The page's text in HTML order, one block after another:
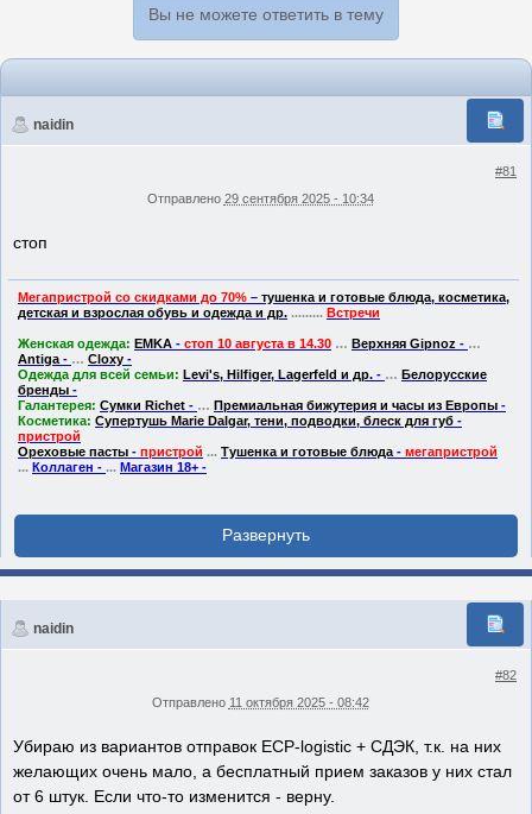
Вы не можете ответить в тему
naidin
#81
Отправлено 29 сентября 2025 - 10:34
стоп
Мегапристрой со скидками до 70% – тушенка и готовые блюда, косметика,
детская и взрослая обувь и одежда и др. ......... Встречи
Женская одежда: EMKA - стоп 10 августа в 14.30 … Верхняя Gipnoz - …
Antiga - … Cloxy -
Одежда для всей семьи: Levi's, Hilfiger, Lagerfeld и др. - … Белорусские
бренды -
Галантерея: Сумки Riсhеt - … Премиальная бижутерия и часы из Европы -
Косметика: Супертушь Marie Dalgar, тени, подводки, блеск для губ -
пристрой
Ореховые пасты - пристрой ... Тушенка и готовые блюда - мегапристрой
... Коллаген - ... Магазин 18+ -
naidin
#82
Отправлено 11 октября 2025 - 08:42
Убираю из вариантов отправок ECP-logistic + СДЭК, т.к. на них
желающих очень мало, а бесплатный прием заказов у них стал
от 6 штук. Если что-то изменится - верну.